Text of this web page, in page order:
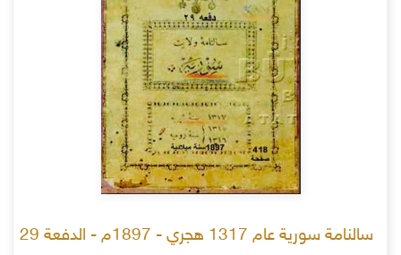
سالنامة سورية عام 1317 هجري - 1897م - الدفعة 29